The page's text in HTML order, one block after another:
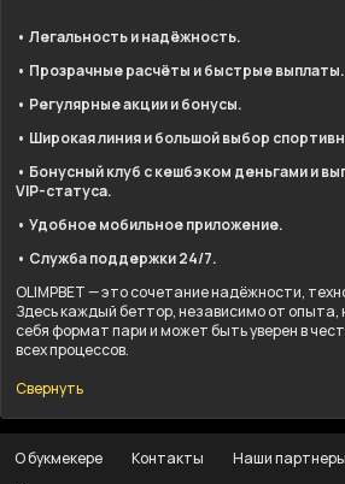
• Легальность и надёжность.
• Прозрачные расчёты и быстрые выплаты.
• Регулярные акции и бонусы.
• Широкая линия и большой выбор
• Бонусный клуб с кешбэком деньгами и
VIP-статуса.
• Удобное мобильное приложение.
• Служба поддержки 24/7.
OLIMPBET — это сочетание надёжности,
Здесь каждый беттор, независимо от
себя формат пари и может быть уверен в
всех процессов.
Свернуть
О букмекере Контакты Наши партнеры